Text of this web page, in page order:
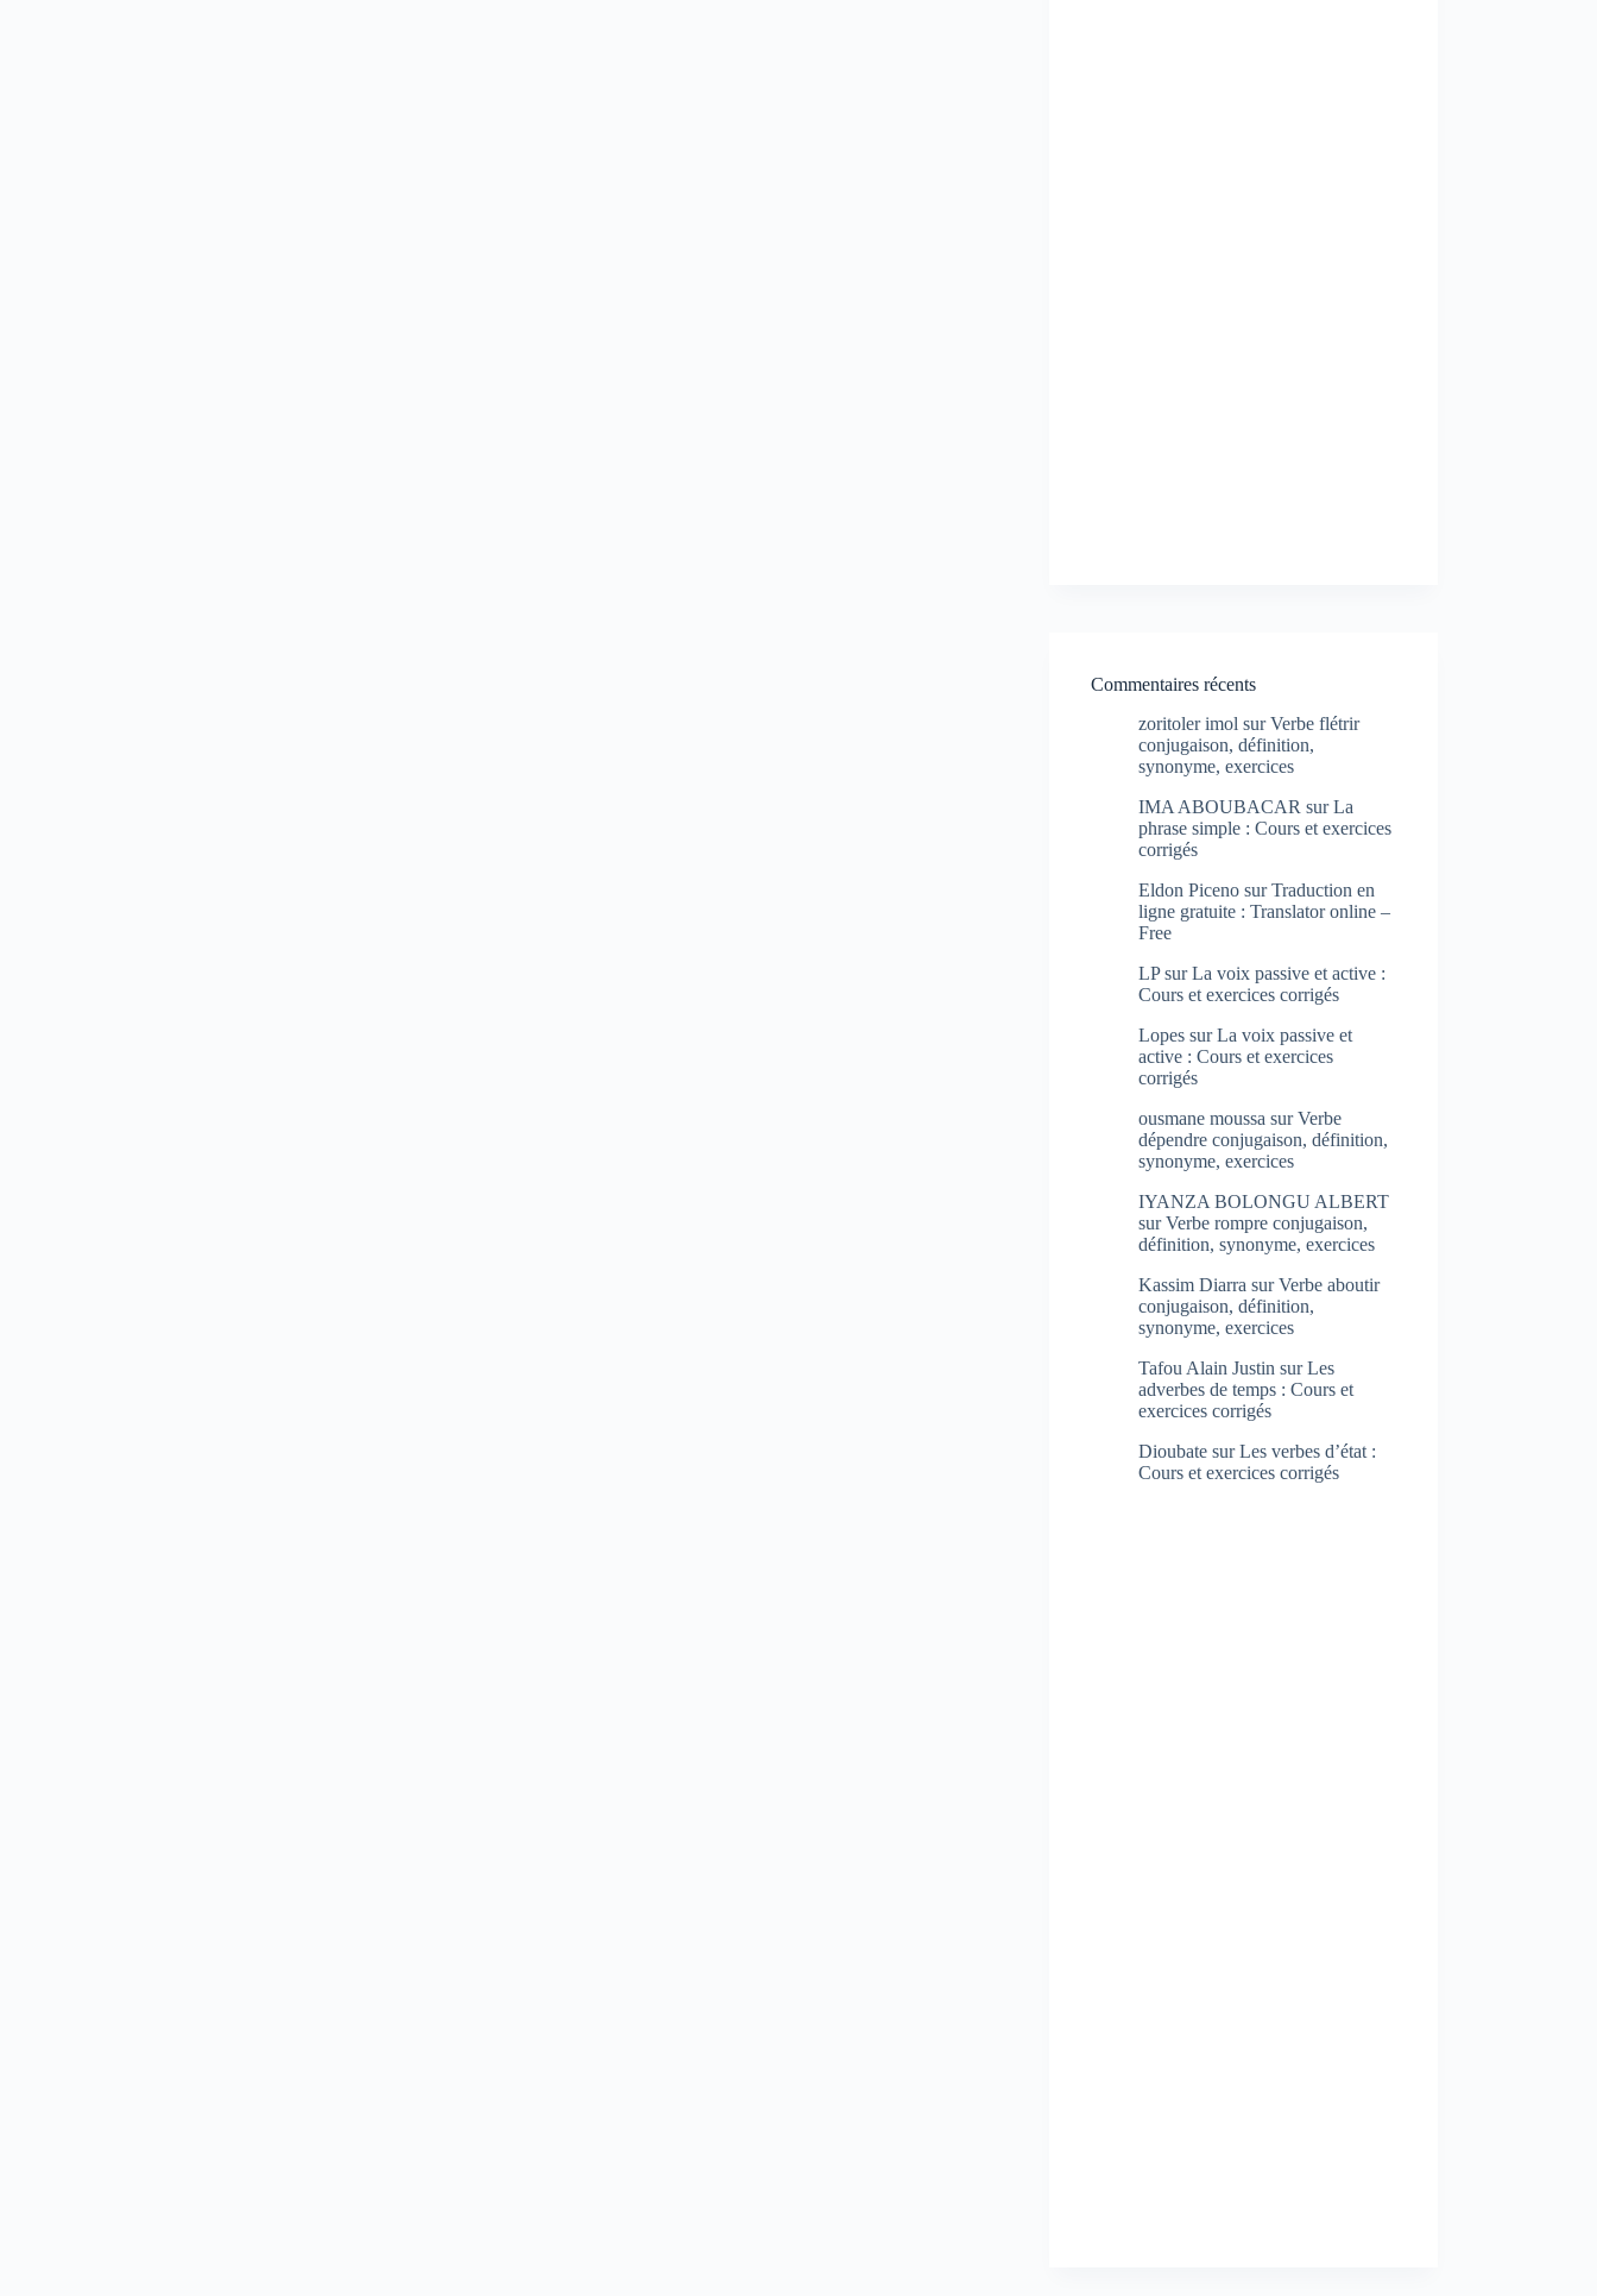
Commentaires récents
zoritoler imol surVerbe flétrir
conjugaison, définition,
synonyme, exercices
IMA ABOUBACAR surLa
phrase simple : Cours et exercices
corrigés
Eldon Piceno surTraduction en
ligne gratuite : Translator online –
Free
LPsurLa voix passive et active :
Cours et exercices corrigés
Lopes surLa voix passive et
active : Cours et exercices
corrigés
ousmane moussa surVerbe
dépendre conjugaison, définition,
synonyme, exercices
IYANZA BOLONGU ALBERT
surVerbe rompre conjugaison,
définition, synonyme, exercices
Kassim Diarra surVerbe aboutir
conjugaison, définition,
synonyme, exercices
Tafou Alain Justin surLes
adverbes de temps : Cours et
exercices corrigés
Dioubate surLes verbes d’état :
Cours et exercices corrigés